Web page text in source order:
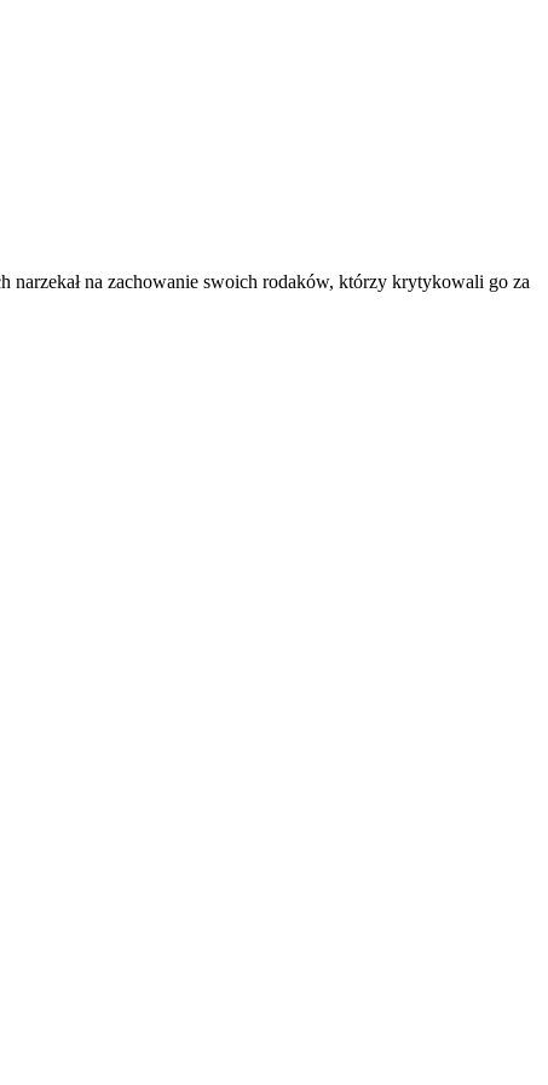
narzekał na zachowanie swoich rodaków, którzy krytykowali go za